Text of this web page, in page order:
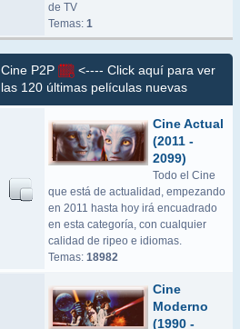
de TV
Temas: 1
Cine P2P
<---- Click aquí para ver
las 120 últimas películas nuevas
Cine Actual
(2011 -
2099)
Todo el Cine
que está de actualidad, empezando
en 2011 hasta hoy irá encuadrado
en esta categoría, con cualquier
calidad de ripeo e idiomas.
Temas: 18982
Cine
Moderno
(1990 -